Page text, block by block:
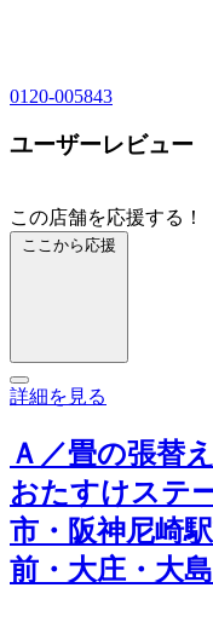
0120-005843
ユーザーレビュー
この店舗を応援する！
ここから応援
詳細を見る
Ａ／畳の張替
おたすけステ
市・阪神尼崎
前・大庄・大